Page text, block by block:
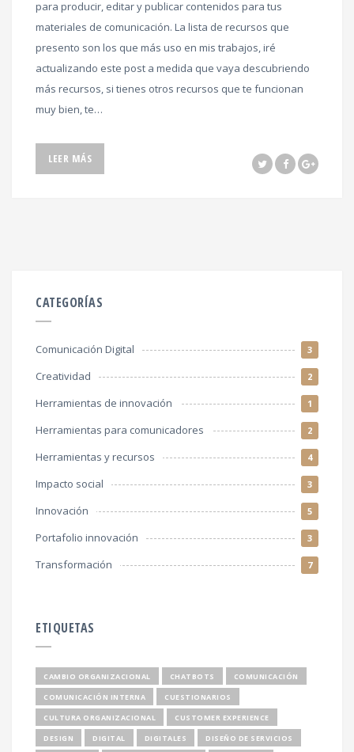
para producir, editar y publicar contenidos para tus
materiales de comunicación. La lista de recursos que
presento son los que más uso en mis trabajos, iré
actualizando este post a medida que vaya descubriendo
más recursos, si tienes otros recursos que te funcionan
muy bien, te…
LEER MÁS
CATEGORÍAS
Comunicación Digital 3
Creatividad 2
Herramientas de innovación 1
Herramientas para comunicadores 2
Herramientas y recursos 4
Impacto social 3
Innovación 5
Portafolio innovación 3
Transformación 7
ETIQUETAS
CAMBIO ORGANIZACIONAL CHATBOTS
COMUNICACIÓN
COMUNICACIÓN INTERNA
CUESTIONARIOS
CULTURA ORGANIZACIONAL
CUSTOMER EXPERIENCE
DESIGN
DIGITAL DIGITALES DISEÑO DE SERVICIOS